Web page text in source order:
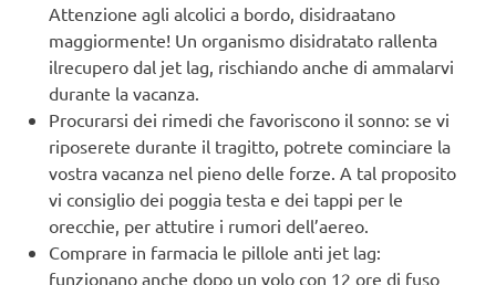
Attenzione agli alcolici a bordo, disidraatano
maggiormente! Un organismo disidratato rallenta
ilrecupero dal jet lag, rischiando anche di ammalarvi
durante la vacanza.
Procurarsi dei rimedi che favoriscono il sonno: se vi
riposerete durante il tragitto, potrete cominciare la
vostra vacanza nel pieno delle forze. A tal proposito
vi consiglio dei poggia testa e dei tappi per le
orecchie, per attutire i rumori dell’aereo.
Comprare in farmacia le pillole anti jet lag:
funzionano anche dopo un volo con 12 ore di fuso